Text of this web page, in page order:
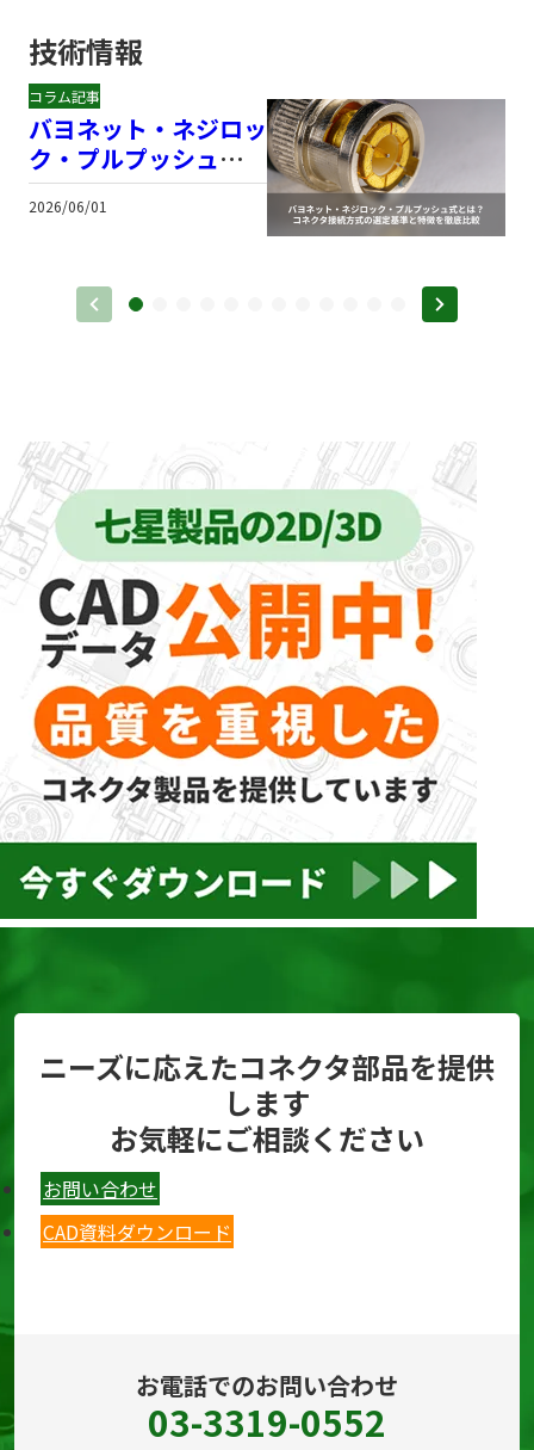
技術情報
コラム記事
バヨネット・ネジロッ
ク・プルプッシュ式と
は？コネクタ接続方式
の選定基準と特徴を徹
2026/06/01
ニーズに応えたコネクタ部品を提供
します
お気軽にご相談ください
お問い合わせ
CAD資料ダウンロード
お電話でのお問い合わせ
03-3319-0552